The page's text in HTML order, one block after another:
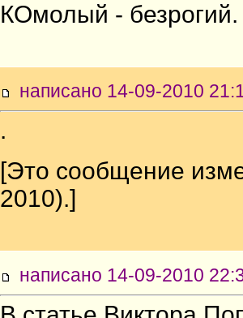
КОмолый - безрогий.
написано 14-09-2010
.
[Это сообщение
2010).]
написано 14-09-2010